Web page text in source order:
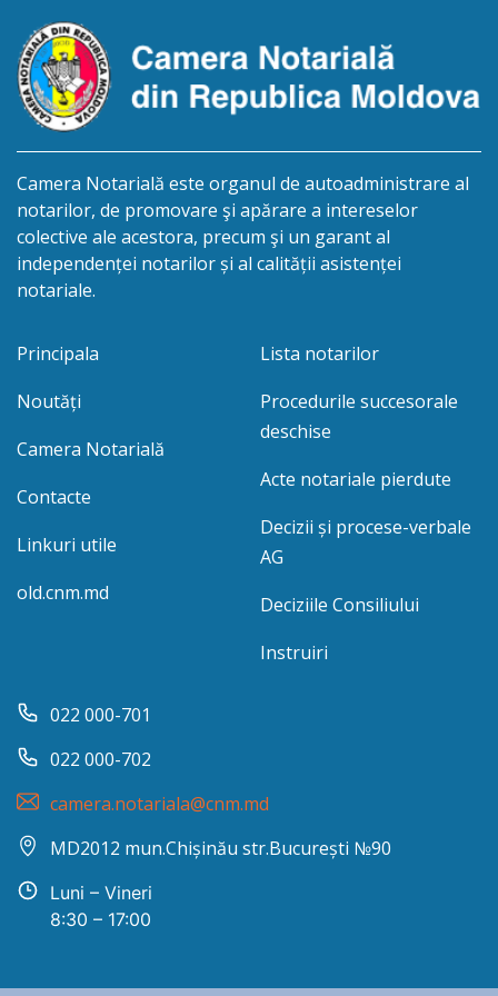
prealabil după data 06.11.2026 şi […]
Camera Notarială este organul de autoadministrare al
notarilor, de promovare şi apărare a intereselor
colective ale acestora, precum şi un garant al
independenței notarilor și al calității asistenței
notariale.
Principala
Noutăți
Camera Notarială
Contacte
Linkuri utile
old.cnm.md
Lista notarilor
Procedurile succesorale
deschise
Acte notariale pierdute
Decizii și procese-verbale
AG
Deciziile Consiliului
Instruiri
022 000-701
022 000-702
camera.notariala@cnm.md
MD2012 mun.Chișinău str.București №90
Luni – Vineri
8:30 – 17:00